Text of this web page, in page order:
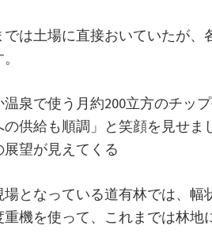
では土場に直接おいていたが
温泉で使う月約200立方のチッ
の供給も順調」と笑顔を見せ
展望が見えてくる
場となっている道有林では、
重機を使って、これまでは林